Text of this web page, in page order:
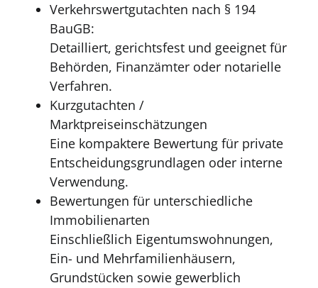
Verkehrswertgutachten nach § 194
BauGB:
Detailliert, gerichtsfest und geeignet für
Behörden, Finanzämter oder notarielle
Verfahren.
Kurzgutachten /
Marktpreiseinschätzungen
Eine kompaktere Bewertung für private
Entscheidungsgrundlagen oder interne
Verwendung.
Bewertungen für unterschiedliche
Immobilienarten
Einschließlich Eigentumswohnungen,
Ein- und Mehrfamilienhäusern,
Grundstücken sowie gewerblich